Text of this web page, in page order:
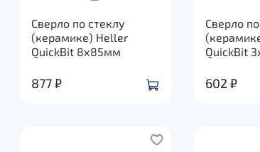
Сверло по стеклу
(керамике) Heller
QuickBit 8х85мм
877 ₽
Сверло
QuickBit
602 ₽